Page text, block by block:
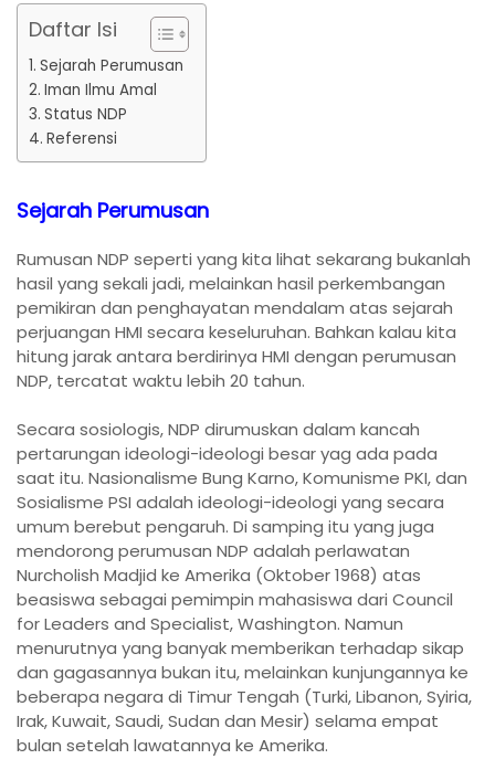
Daftar Isi
Sejarah Perumusan
Iman Ilmu Amal
Status NDP
Referensi
Sejarah Perumusan
Rumusan NDP seperti yang kita lihat sekarang bukanlah
hasil yang sekali jadi, melainkan hasil perkembangan
pemikiran dan penghayatan mendalam atas sejarah
perjuangan HMI secara keseluruhan. Bahkan kalau kita
hitung jarak antara berdirinya HMI dengan perumusan
NDP, tercatat waktu lebih 20 tahun.
Secara sosiologis, NDP dirumuskan dalam kancah
pertarungan ideologi-ideologi besar yag ada pada
saat itu. Nasionalisme Bung Karno, Komunisme PKI, dan
Sosialisme PSI adalah ideologi-ideologi yang secara
umum berebut pengaruh. Di samping itu yang juga
mendorong perumusan NDP adalah perlawatan
Nurcholish Madjid ke Amerika (Oktober 1968) atas
beasiswa sebagai pemimpin mahasiswa dari Council
for Leaders and Specialist, Washington. Namun
menurutnya yang banyak memberikan terhadap sikap
dan gagasannya bukan itu, melainkan kunjungannya ke
beberapa negara di Timur Tengah (Turki, Libanon, Syiria,
Irak, Kuwait, Saudi, Sudan dan Mesir) selama empat
bulan setelah lawatannya ke Amerika.